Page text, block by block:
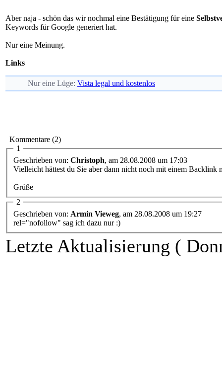
Aber naja - schön das wir nochmal eine Bestätigung für eine
Keywords für Google generiert hat.
Nur eine Meinung.
Links
Nur eine Lüge: Vista legal und kostenlos
Kommentare (2)
1
Geschrieben von: Christoph, am 28.08.2008 um 17:03
Vielleicht hättest du Sie aber dann nicht noch mit einem
Grüße
2
Geschrieben von: Armin Vieweg, am 28.08.2008 um 19:27
rel="nofollow" sag ich dazu nur :)
Letzte Aktualisierung (